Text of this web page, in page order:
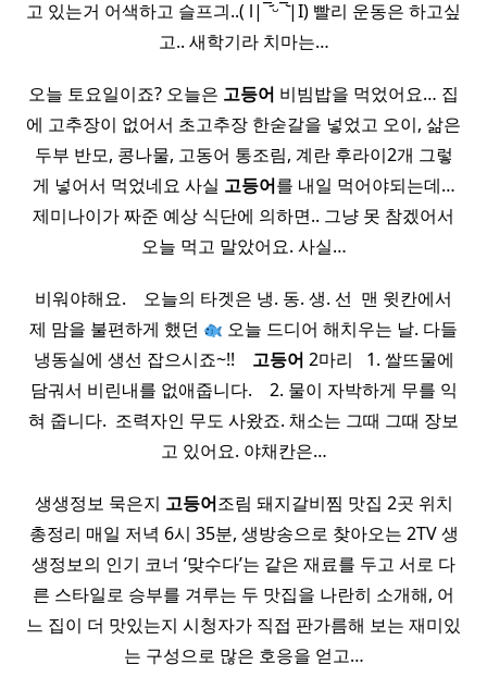
고 있는거 어색하고 슬프긔..( l|‾᷄ᵕ‾᷅|I) 빨리 운동은 하고싶
고.. 새학기라 치마는…
오늘 토요일이죠? 오늘은 고등어 비빔밥을 먹었어요… 집
에 고추장이 없어서 초고추장 한숟갈을 넣었고 오이, 삶은
두부 반모, 콩나물, 고동어 통조림, 계란 후라이2개 그렇
게 넣어서 먹었네요 사실 고등어를 내일 먹어야되는데…
제미나이가 짜준 예상 식단에 의하면.. 그냥 못 참겠어서
오늘 먹고 말았어요. 사실…
비워야해요. ​ ​ ​ 오늘의 타겟은 냉. 동. 생. 선​ ​ 맨 윗칸에서
제 맘을 불편하게 했던
오늘 드디어 해치우는 날. 다들
냉동실에 생선 잡으시죠~!! ​ ​ ​ 고등어 2마리 ​ ​ 1. 쌀뜨물에
담궈서 비린내를 없애줍니다. ​ ​ ​ 2. 물이 자박하게 무를 익
혀 줍니다. ​ 조력자인 무도 사왔죠. 채소는 그때 그때 장보
고 있어요. 야채칸은…
생생정보 묵은지 고등어조림 돼지갈비찜 맛집 2곳 위치
총정리 매일 저녁 6시 35분, 생방송으로 찾아오는 2TV 생
생정보의 인기 코너 ‘맞수다’는 같은 재료를 두고 서로 다
른 스타일로 승부를 겨루는 두 맛집을 나란히 소개해, 어
느 집이 더 맛있는지 시청자가 직접 판가름해 보는 재미있
는 구성으로 많은 호응을 얻고…